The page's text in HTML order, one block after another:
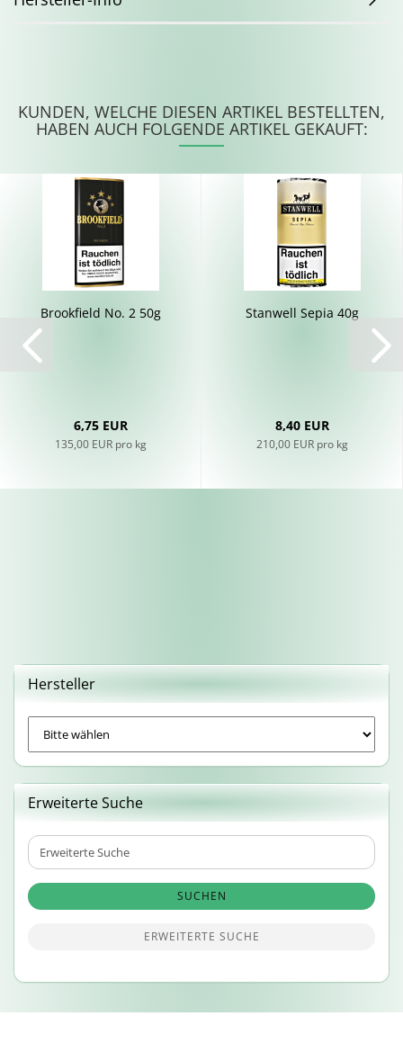
KUNDEN, WELCHE DIESEN ARTIKEL BESTELLTEN,
HABEN AUCH FOLGENDE ARTIKEL GEKAUFT:
Brook­field No. 2 50g
6,75 EUR
135,00 EUR pro kg
Stan­well Sepia 40g
8,40 EUR
210,00 EUR pro kg
Hersteller
Erweiterte Suche
Erweiterte
Suche
SUCHEN
ERWEITERTE SUCHE